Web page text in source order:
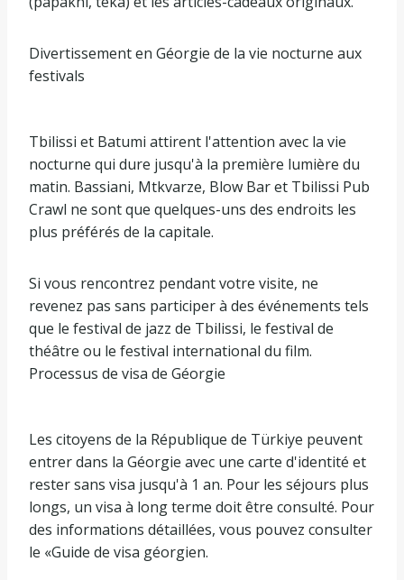
Divertissement en Géorgie de la vie nocturne aux
festivals
Tbilissi et Batumi attirent l'attention avec la vie
nocturne qui dure jusqu'à la première lumière du
matin. Bassiani, Mtkvarze, Blow Bar et Tbilissi Pub
Crawl ne sont que quelques-uns des endroits les
plus préférés de la capitale.
Si vous rencontrez pendant votre visite, ne
revenez pas sans participer à des événements tels
que le festival de jazz de Tbilissi, le festival de
théâtre ou le festival international du film.
Processus de visa de Géorgie
Les citoyens de la République de Türkiye peuvent
entrer dans la Géorgie avec une carte d'identité et
rester sans visa jusqu'à 1 an. Pour les séjours plus
longs, un visa à long terme doit être consulté. Pour
des informations détaillées, vous pouvez consulter
le «Guide de visa géorgien.